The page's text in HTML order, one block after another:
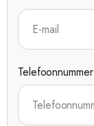
Telefoonnummer